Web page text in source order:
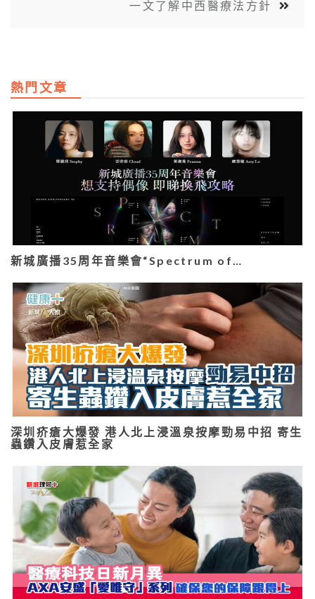
一文了解中西醫療法方針
熱門文章
新城廣播35周年音樂會“Spectrum of…
深圳疥瘡大爆發 港人北上浸溫泉按摩勁易中招 寄生
蟲鑽入皮膚惹全家